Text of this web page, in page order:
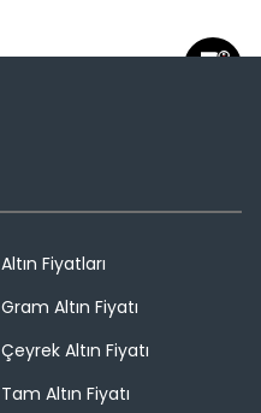
Altın Fiyatları
Gram Altın Fiyatı
Çeyrek Altın Fiyatı
Tam Altın Fiyatı